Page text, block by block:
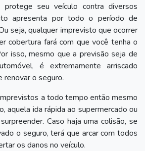
seu veículo contra diversos
apresenta por todo o período de
seja, qualquer imprevisto que ocorrer
cobertura fará com que você tenha o
isso, mesmo que a previsão seja de
é extremamente arriscado
renovar o seguro.
a todo tempo então mesmo
aquela ida rápida ao supermercado ou
Caso haja uma colisão, se
o seguro, terá que arcar com todos
os danos no veículo.